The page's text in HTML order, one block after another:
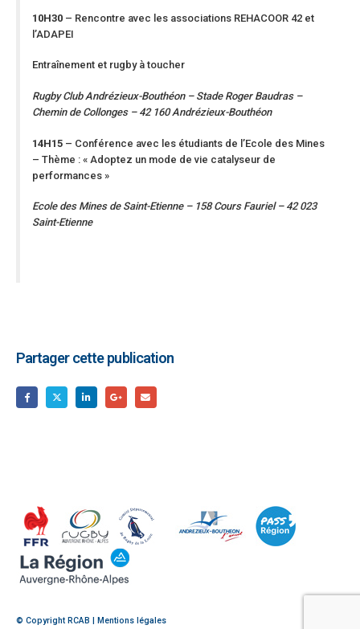
10H30– Rencontre avec les associations REHACOOR 42 et
l’ADAPEI
Entraînement et rugby à toucher
Rugby Club Andrézieux-Bouthéon – Stade Roger Baudras –
Chemin de Collonges – 42 160 Andrézieux-Bouthéon
14H15– Conférence avec les étudiants de l’Ecole des Mines
– Thème : « Adoptez un mode de vie catalyseur de
performances »
Ecole des Mines de Saint-Etienne – 158 Cours Fauriel – 42 023
Saint-Etienne
Partager cette publication
© Copyright RCAB | Mentions légales